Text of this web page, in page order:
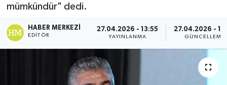
mümkündür" dedi.
HABER MERKEZI
EDITÖR
27.04.2026 - 13:55
YAYINLANMA
27.04.2026 -
GÜNCELLEME